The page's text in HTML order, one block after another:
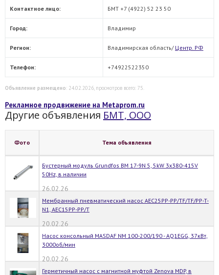
Контактное лицо: БМТ +7 (4922) 52 23 50
Город: Владимир
Регион: Владимирская область/ Центр. РФ
Телефон: +74922522350
Объявление размещено: 24.02.2026, просмотров всего: 75.
Рекламное продвижение на Metaprom.ru
Другие объявления БМТ, ООО
Фото Тема объявления
Бустерный модуль Grundfos BM 17-9N 5, 5kW 3x380-415V
50Hz, в наличии
26.02.26
Мембранный пневматический насос AEC25PP-PP/TF/TF/PP-T-
N1, AEC15PP-PP/T
20.02.26
Насос консольный MASDAF NM 100-200/190 - AQ1EGG, 37кВт,
3000об/мин
20.02.26
Герметичный насос с магнитной муфтой Zenova MDP, в